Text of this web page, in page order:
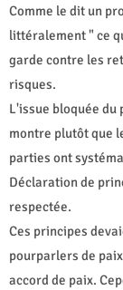
Comme le dit un
littéralement " ce
garde contre les
risques.
L'issue bloquée du
montre plutôt que
parties ont
Déclaration de
respectée.
Ces principes
pourparlers de
accord de paix.